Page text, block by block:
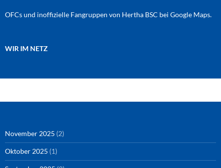
OFCs und inoffizielle Fangruppen von Hertha BSC bei Google Maps.
WIR IM NETZ
November 2025 (2)
Oktober 2025 (1)